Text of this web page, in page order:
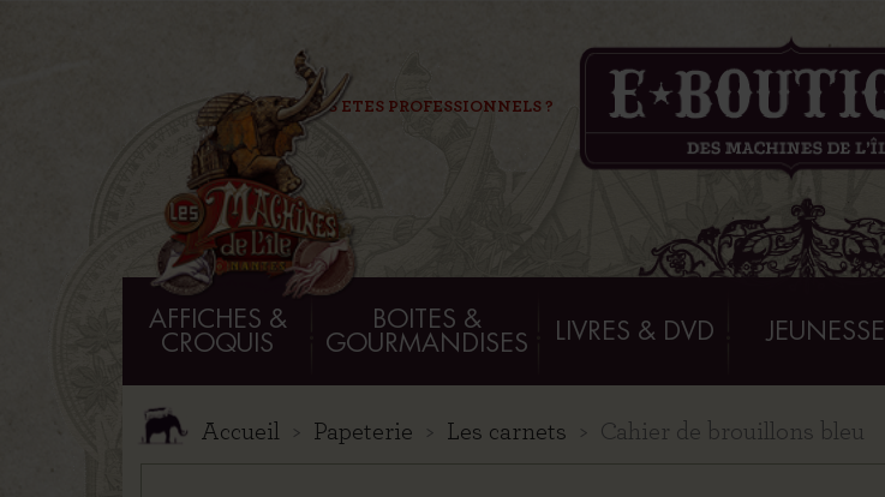
VOUS ETES PROFESSIONNELS ?
AFFICHES &
CROQUIS
BOITES &
GOURMANDISES
LIVRES & DVD JEUNESSE
Accueil Papeterie Les carnets Cahier de brouillons bleu